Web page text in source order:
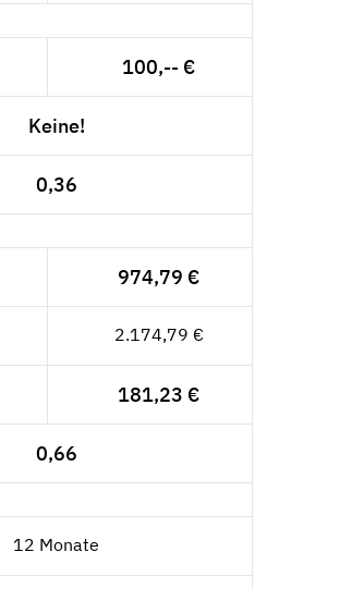
100,-- €
Keine!
0,36
974,79 €
2.174,79 €
181,23 €
0,66
12 Monate